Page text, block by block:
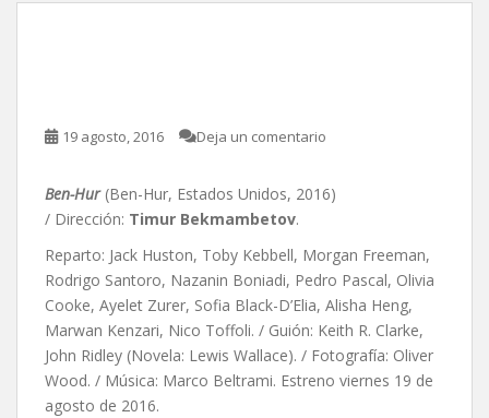
19 agosto, 2016 Deja un comentario
Ben-Hur (Ben-Hur, Estados Unidos, 2016)
/ Dirección: Timur Bekmambetov.
Reparto: Jack Huston, Toby Kebbell, Morgan Freeman,
Rodrigo Santoro, Nazanin Boniadi, Pedro Pascal, Olivia
Cooke, Ayelet Zurer, Sofia Black-D’Elia, Alisha Heng,
Marwan Kenzari, Nico Toffoli. / Guión: Keith R. Clarke,
John Ridley (Novela: Lewis Wallace). / Fotografía: Oliver
Wood. / Música: Marco Beltrami. Estreno viernes 19 de
agosto de 2016.